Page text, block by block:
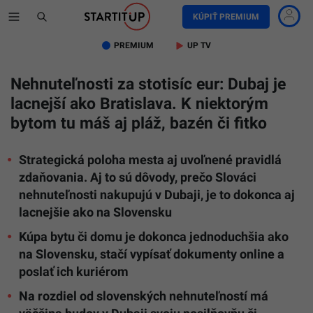
KÚPIŤ PREMIUM
PREMIUM UP TV
Nehnuteľnosti za stotisíc eur: Dubaj je
lacnejší ako Bratislava. K niektorým
bytom tu máš aj pláž, bazén či fitko
Strategická poloha mesta aj uvoľnené pravidlá
zdaňovania. Aj to sú dôvody, prečo Slováci
nehnuteľnosti nakupujú v Dubaji, je to dokonca aj
lacnejšie ako na Slovensku
Kúpa bytu či domu je dokonca jednoduchšia ako
na Slovensku, stačí vypísať dokumenty online a
poslať ich kuriérom
Na rozdiel od slovenských nehnuteľností má